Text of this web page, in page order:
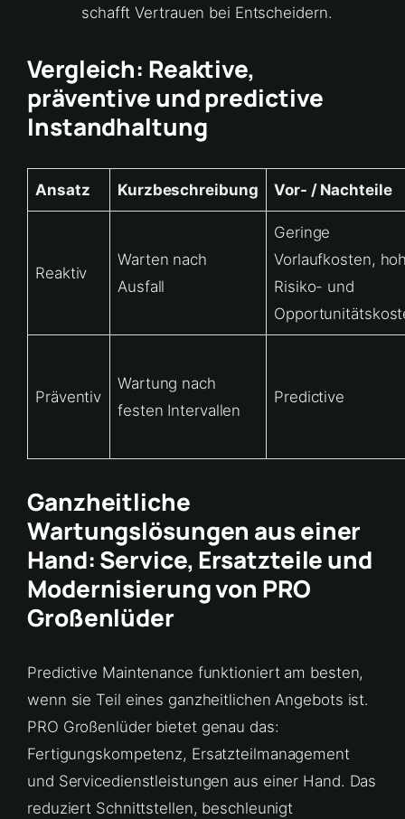
schafft Vertrauen bei Entscheidern.
Vergleich: Reaktive,
präventive und predictive
Instandhaltung
Ansatz Kurzbeschreibung Vor- / Nachteile
Reaktiv
Warten nach
Ausfall
Geringe
Vorlaufkosten,
Risiko- und
Präventiv
Wartung nach
festen Intervallen
Predictive
Ganzheitliche
Wartungslösungen aus einer
Hand: Service, Ersatzteile und
Modernisierung von PRO
Großenlüder
Predictive Maintenance funktioniert am besten,
wenn sie Teil eines ganzheitlichen Angebots ist.
PRO Großenlüder bietet genau das:
Fertigungskompetenz, Ersatzteilmanagement
und Servicedienstleistungen aus einer Hand. Das
reduziert Schnittstellen, beschleunigt